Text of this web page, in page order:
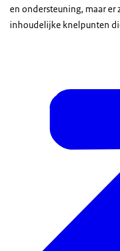
en ondersteuning, maar er
inhoudelijke knelpunten